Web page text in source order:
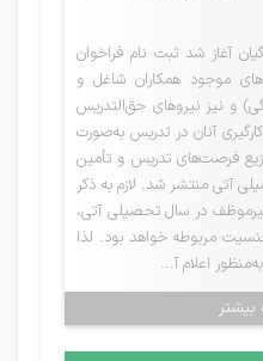
آغاز شد ثبت نام فراخوان
موجود همکاران شاغل و
و نیز نیروهای حق‌التدریس
آنان در تدریس به‌صورت
فرصت‌های تدریس و تأمین
آتی منتشر شد. لازم به ذکر
در سال تحصیلی آتی،
مربوطه خواهد بود. لذا
اعلام آ...